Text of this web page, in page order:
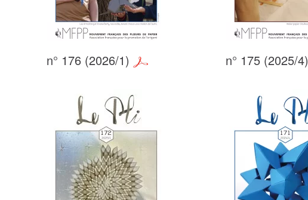
n° 176 (2026/1) n° 175 (2025/4)